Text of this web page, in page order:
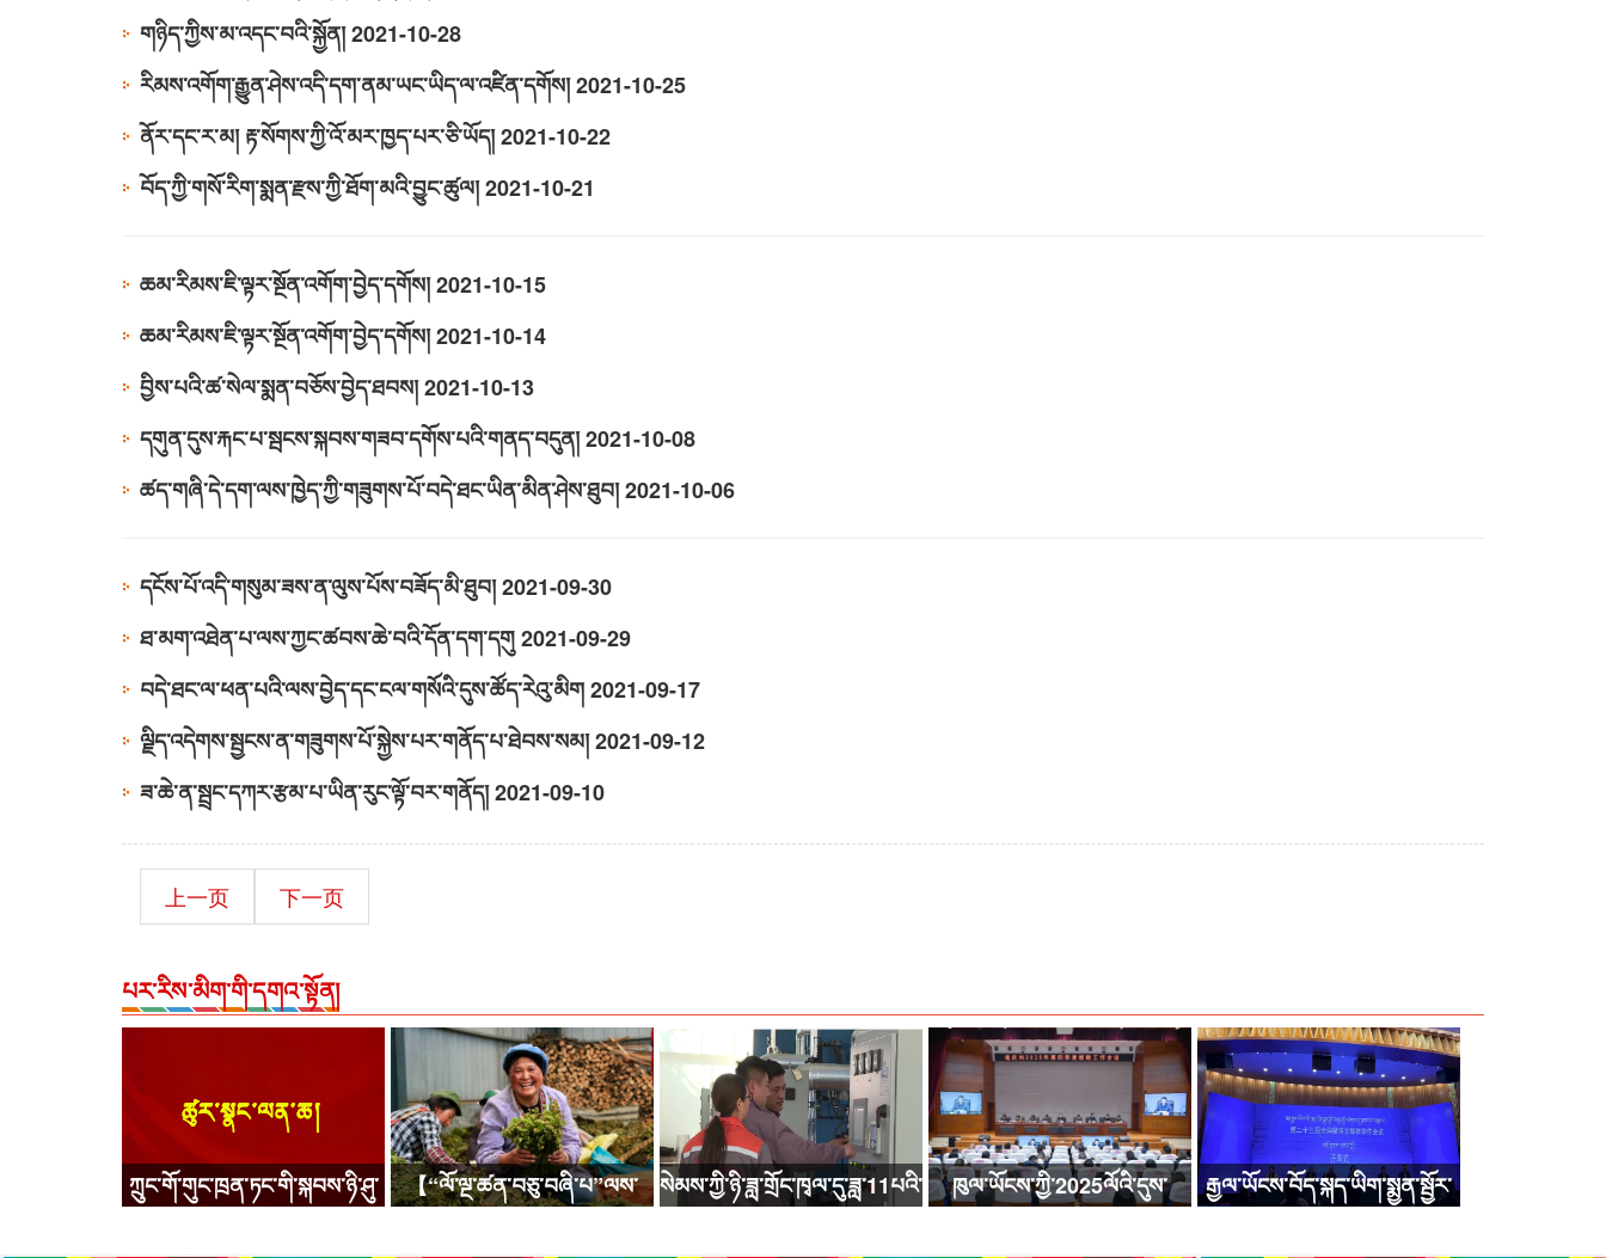
གཉིད་ཀྱིས་མ་འདང་བའི་སྐྱོན།2021-10-28
རིམས་འགོག་རྒྱུན་ཤེས་འདི་དག་ནམ་ཡང་ཡིད་ལ་འཛིན་དགོས།2021-10-25
ནོར་དང་ར་མ། རྟ་སོགས་ཀྱི་འོ་མར་ཁྱད་པར་ཅི་ཡོད།2021-10-22
བོད་ཀྱི་གསོ་རིག་སྨན་རྫས་ཀྱི་ཐོག་མའི་བྱུང་ཚུལ།2021-10-21
ཆམ་རིམས་ཇི་ལྟར་སྔོན་འགོག་བྱེད་དགོས།2021-10-15
ཆམ་རིམས་ཇི་ལྟར་སྔོན་འགོག་བྱེད་དགོས།2021-10-14
བྱིས་པའི་ཚ་སེལ་སྨན་བཅོས་བྱེད་ཐབས།2021-10-13
དགུན་དུས་རྐང་པ་སྦངས་སྐབས་གཟབ་དགོས་པའི་གནད་བདུན།2021-10-08
ཚད་གཞི་དེ་དག་ལས་ཁྱེད་ཀྱི་གཟུགས་པོ་བདེ་ཐང་ཡིན་མིན་ཤེས་ཐུབ།2021-10-06
​དངོས་པོ་འདི་གསུམ་ཟས་ན་ལུས་པོས་བཟོད་མི་ཐུབ།2021-09-30
ཐ་མག་འཐེན་པ་ལས་ཀྱང་ཚབས་ཆེ་བའི་དོན་དག་དགུ2021-09-29
བདེ་ཐང་ལ་ཕན་པའི་ལས་བྱེད་དང་ངལ་གསོའི་དུས་ཚོད་རེའུ་མིག2021-09-17
ལྗིད་འདེགས་སྦྱངས་ན་གཟུགས་པོ་སྐྱེས་པར་གནོད་པ་ཐེབས་སམ།2021-09-12
ཟ་ཆེ་ན་སྦྲང་དཀར་རྩམ་པ་ཡིན་རུང་ལྟོ་བར་གནོད།2021-09-10
上一页 下一页
པར་རིས་མིག་གི་དགའ་སྟོན།
ཀྲུང་གོ་གུང་ཁྲན་ཏང་གི་སྐབས་ཉི་ཤུ་
【“ལོ་ལྔ་ཚན་བཅུ་བཞི་པ”ལས་
སེམས་ཀྱི་ཉི་ཟླ་གྲོང་ཁྭལ་དུ་ཟླ་11པའི་
ཁུལ་ཡོངས་ཀྱི་2025ལོའི་དུས་
རྒྱལ་ཡོངས་བོད་སྐད་ཡིག་སྨྱན་སྦྱོར་